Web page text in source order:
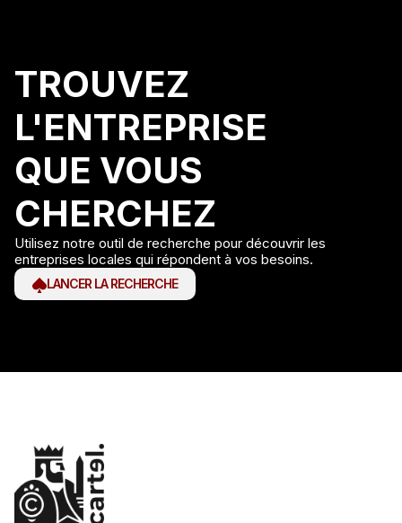
TROUVEZ
L'ENTREPRISE
QUE VOUS
CHERCHEZ
Utilisez notre outil de recherche pour découvrir les
entreprises locales qui répondent à vos besoins.
LANCER LA RECHERCHE